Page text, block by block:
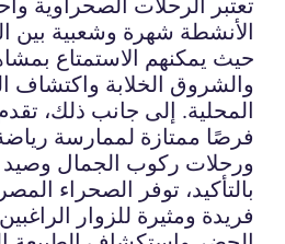
تعتبر الرحلات الصحراوية
الأنشطة شهرة وشعبية بين
حيث يمكنهم الاستمتاع
والشروق الخلابة واكتشاف
المحلية. إلى جانب ذلك،
فرصًا ممتازة لممارسة
ورحلات ركوب الجمال وصيد
بالتأكيد، توفر الصحراء
فريدة ومثيرة للزوار